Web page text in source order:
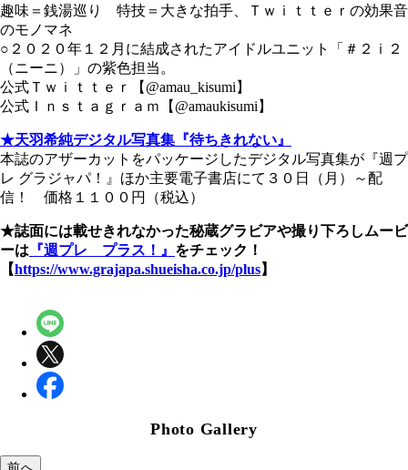
趣味＝銭湯巡り 特技＝大きな拍手、Ｔｗｉｔｔｅｒの効果音
のモノマネ
○２０２０年１２月に結成されたアイドルユニット「＃２ｉ２
（ニーニ）」の紫色担当。
公式Ｔｗｉｔｔｅｒ【@amau_kisumi】
公式Ｉｎｓｔａｇｒａｍ【@amaukisumi】
★天羽希純デジタル写真集『待ちきれない』
本誌のアザーカットをパッケージしたデジタル写真集が『週プ
レ グラジャパ！』ほか主要電子書店にて３０日（月）～配
信！ 価格１１００円（税込）
★誌面には載せきれなかった秘蔵グラビアや撮り下ろしムービ
ーは 『週プレ プラス！』 をチェック！
【https://www.grajapa.shueisha.co.jp/plus】
Photo Gallery
前へ